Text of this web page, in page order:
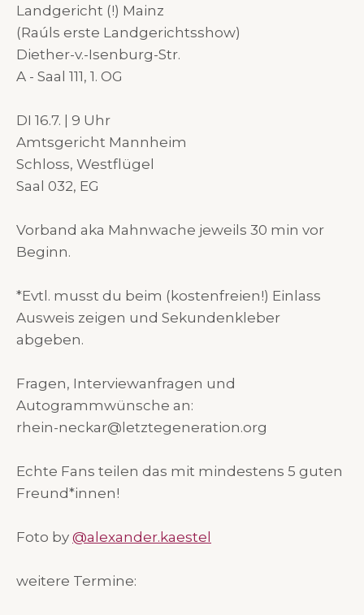
Landgericht (!) Mainz
(Raúls erste Landgerichtsshow)
Diether-v.-Isenburg-Str.
A - Saal 111, 1. OG
DI 16.7. | 9 Uhr
Amtsgericht Mannheim
Schloss, Westflügel
Saal 032, EG
Vorband aka Mahnwache jeweils 30 min vor
Beginn.
*Evtl. musst du beim (kostenfreien!) Einlass
Ausweis zeigen und Sekundenkleber
abgeben.
Fragen, Interviewanfragen und
Autogrammwünsche an:
rhein-neckar@letztegeneration.org
Echte Fans teilen das mit mindestens 5 guten
Freund*innen!
Foto by @alexander.kaestel
weitere Termine: